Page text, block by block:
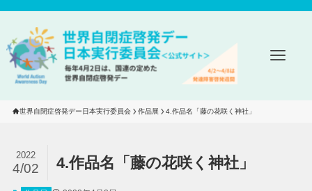
世界自閉症啓発デー日本実行委員会 作品展 4.作品名「藤の花咲く神社」
4.作品名「藤の花咲く神社」
2022
4/02